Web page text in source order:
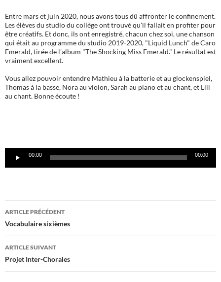
Entre mars et juin 2020, nous avons tous dû affronter le confinement.
Les élèves du studio du collège ont trouvé qu'il fallait en profiter pour
être créatifs. Et donc, ils ont enregistré, chacun chez soi, une chanson
qui était au programme du studio 2019-2020, "Liquid Lunch" de Caro
Emerald, tirée de l'album "The Shocking Miss Emerald." Le résultat est
vraiment excellent.
Vous allez pouvoir entendre Mathieu à la batterie et au glockenspiel,
Thomas à la basse, Nora au violon, Sarah au piano et au chant, et Lili
au chant. Bonne écoute !
audio
00:00 00:00
Navigation
des
articles
ARTICLE PRÉCÉDENT
Vocabulaire sixièmes
ARTICLE SUIVANT
Projet Inter-Chorales